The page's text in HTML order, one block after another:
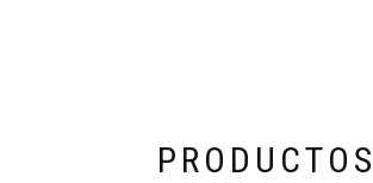
PRODUCTOS